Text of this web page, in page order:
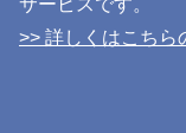
>> 詳しくはこちら